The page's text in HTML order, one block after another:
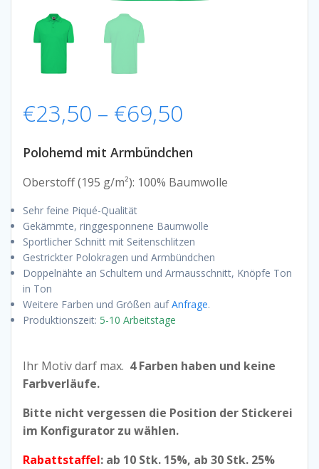
€23,50 – €69,50
€23,50
bis
€69,50
Polohemd mit Armbündchen
Oberstoff (195 g/m²): 100% Baumwolle
Sehr feine Piqué-Qualität
Gekämmte, ringgesponnene Baumwolle
Sportlicher Schnitt mit Seitenschlitzen
Gestrickter Polokragen und Armbündchen
Doppelnähte an Schultern und Armausschnitt, Knöpfe Ton
in Ton
Weitere Farben und Größen aufAnfrage.
Produktionszeit: 5-10 Arbeitstage
Ihr Motiv darf max. 4 Farben haben und keine
Farbverläufe.
Bitte nicht vergessen die Position der Stickerei
im Konfigurator zu wählen.
Rabattstaffel: ab 10 Stk. 15%, ab 30 Stk. 25%